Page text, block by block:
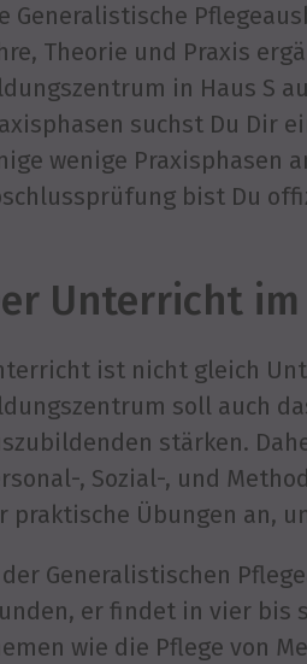
Generalistische
Theorie und Praxis
in Haus S
suchst Du Dir
wenige Praxisphasen
bist Du
Unterricht
ist nicht gleich
soll auch
stärken.
, Sozial-, und
praktische Übungen an,
Generalistischen
er findet in vier bis
wie die Pflege von